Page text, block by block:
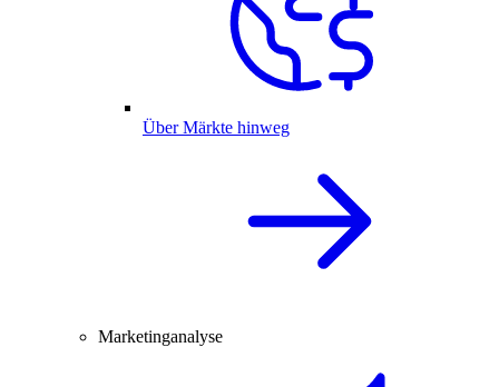
Über Märkte hinweg
Marketinganalyse